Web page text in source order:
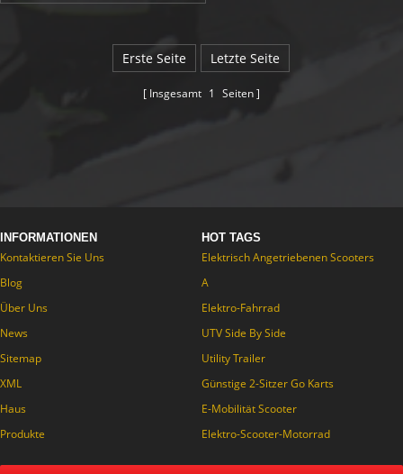
unserem Geist, es kann angehen,
steilen Ufern und hängen dicke
schlammigen Tracks! Sie können die
Erste Seite Letzte Seite
Insgesamt 1 Seiten
INFORMATIONEN
Kontaktieren Sie Uns
Blog
Über Uns
News
Sitemap
XML
Haus
Produkte
HOT TAGS
Elektrisch Angetriebenen Scooters
A
Elektro-Fahrrad
UTV Side By Side
Utility Trailer
Günstige 2-Sitzer Go Karts
E-Mobilität Scooter
Elektro-Scooter-Motorrad